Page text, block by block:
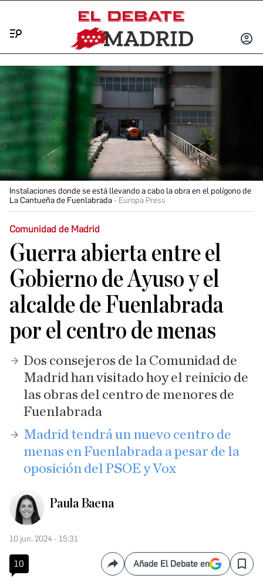
INICIAR
Instalaciones donde se está llevando a cabo la obra en el polígono de
La Cantueña de Fuenlabrada
Europa Press
Comunidad de Madrid
Guerra abierta entre el
Gobierno de Ayuso y el
alcalde de Fuenlabrada
por el centro de menas
Dos consejeros de la Comunidad de
Madrid han visitado hoy el reinicio de
las obras del centro de menores de
Fuenlabrada
Madrid tendrá un nuevo centro de
menas en Fuenlabrada a pesar de la
oposición del PSOE y Vox
Paula Baena
10 jun. 2024 - 15:31
10 CompartirAñade El Debate en Save